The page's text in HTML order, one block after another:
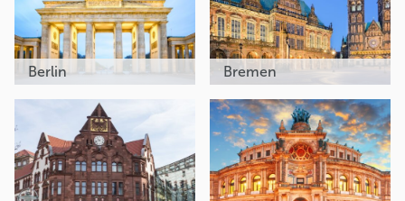
Berlin Bremen